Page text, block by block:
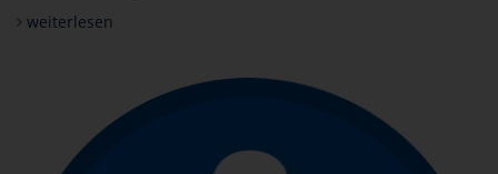
weiterlesen